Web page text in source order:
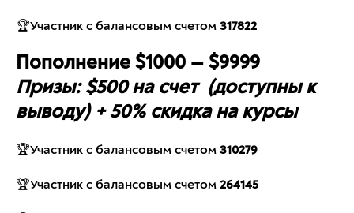
🏆Участник с балансовым счетом 317822
Пополнение $1000 — $9999
Призы: $500 на счет (доступны к
выводу) + 50% скидка на курсы
🏆Участник с балансовым счетом 310279
🏆Участник с балансовым счетом 264145